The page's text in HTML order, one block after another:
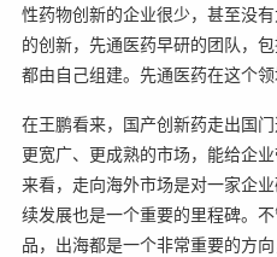
性药物创新的企业很少，甚至没
的创新，先通医药早研的团队，
都由自己组建。先通医药在这个
在王鹏看来，国产创新药走出国
更宽广、更成熟的市场，能给企
来看，走向海外市场是对一家企
续发展也是一个重要的里程碑。
品，出海都是一个非常重要的方